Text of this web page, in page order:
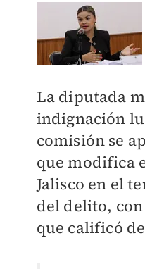
La diputada
indignación
comisión se
que modifica
Jalisco en el
del delito,
que calificó